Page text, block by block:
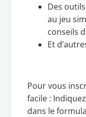
Des
au jeu
conseils
Et
Pour vous
facile :
dans le